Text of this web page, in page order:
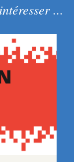
...